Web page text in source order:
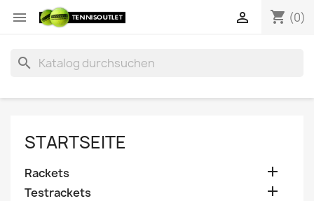
 shopping_cart (0)

search
STARTSEITE
Rackets 
Testrackets 